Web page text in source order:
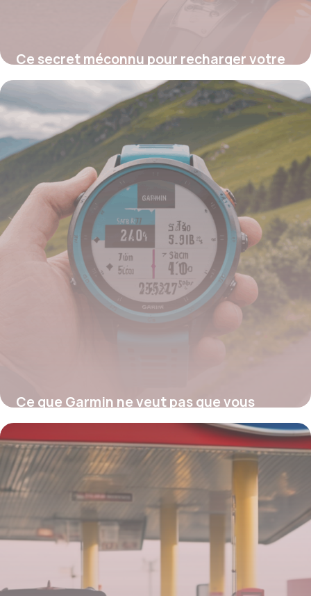
Ce secret méconnu pour recharger votre
téléphone en route et ne jamais rater un
appel à moto
31 juillet 2025
Ce que Garmin ne veut pas que vous
sachiez en 2024 : la méthode secrète pour
économiser jusqu’à 70 % sur vos montres
GPS et accessoires premium
28 juillet 2025